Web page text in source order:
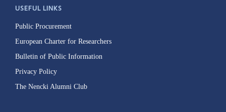
USEFUL LINKS
Public Procurement
European Charter for Researchers
Bulletin of Public Information
Privacy Policy
The Nencki Alumni Club